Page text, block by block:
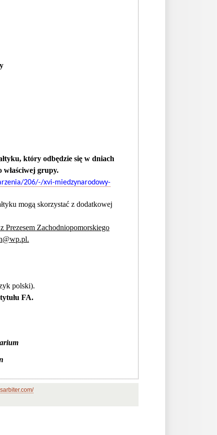
który odbędzie się w dniach
właściwej grupy.
206/-/xvi-miedzynarodowy-
mogą skorzystać z dodatkowej
Prezesem Zachodniopomorskiego
polski).
FA.